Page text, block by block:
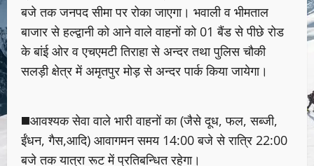
बजे तक जनपद सीमा पर रोका जाएगा। भवाली व भीमताल
बाजार से हल्द्वानी को आने वाले वाहनों को 01 बैंड से पीछे रोड
के बांई ओर व एचएमटी तिराहा से अन्दर तथा पुलिस चौकी
सलड़ी क्षेत्र में अमृतपुर मोड़ से अन्दर पार्क किया जायेगा।
◼️आवश्यक सेवा वाले भारी वाहनों का (जैसे दूध, फल, सब्जी,
ईंधन, गैस,आदि) आवागमन समय 14:00 बजे से रात्रि 22:00
बजे तक यात्रा रूट में प्रतिबन्धित रहेगा।